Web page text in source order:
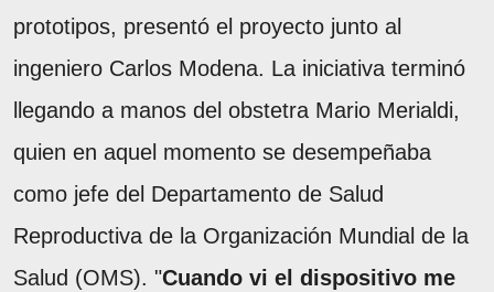
prototipos, presentó el proyecto junto al
ingeniero Carlos Modena. La iniciativa terminó
llegando a manos del obstetra Mario Merialdi,
quien en aquel momento se desempeñaba
como jefe del Departamento de Salud
Reproductiva de la Organización Mundial de la
Salud (OMS). "Cuando vi el dispositivo me